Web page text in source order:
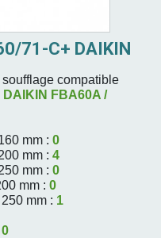
71-C+ DAIKIN
compatible
DAIKIN FBA60A /
mm : 0
mm : 4
mm : 0
mm : 0
mm : 1
0